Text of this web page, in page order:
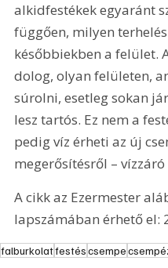
alkidfestékek egyaránt
függően, milyen
későbbiekben a felület.
dolog, olyan felületen,
súrolni, esetleg sokan
lesz tartós. Ez nem a
pedig víz érheti az új
megerősítésről –
A cikk az Ezermester
lapszámában érhető el:
falburkolatfestéscsempe